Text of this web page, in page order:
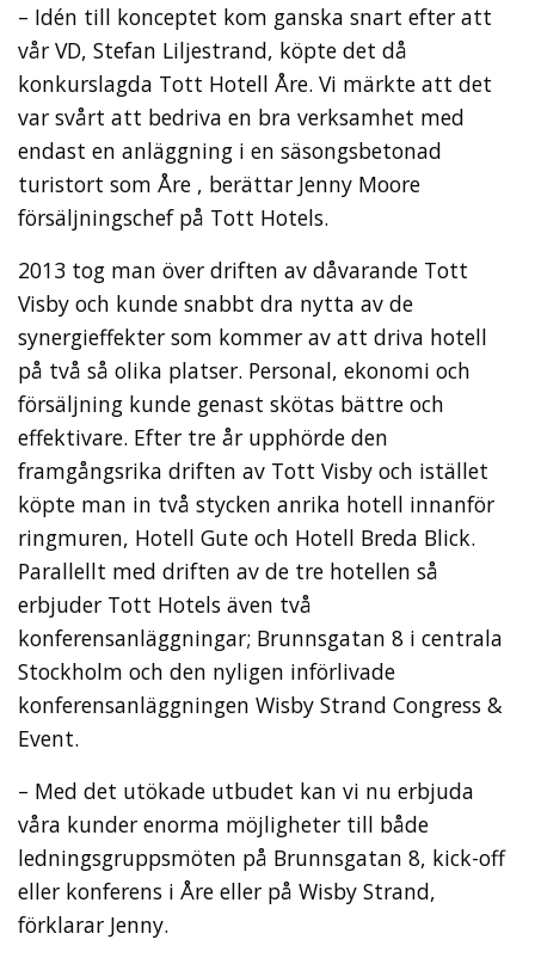
– Idén till konceptet kom ganska snart efter att
vår VD, Stefan Liljestrand, köpte det då
konkurslagda Tott Hotell Åre. Vi märkte att det
var svårt att bedriva en bra verksamhet med
endast en anläggning i en säsongsbetonad
turistort som Åre , berättar Jenny Moore
försäljningschef på Tott Hotels.
2013 tog man över driften av dåvarande Tott
Visby och kunde snabbt dra nytta av de
synergieffekter som kommer av att driva hotell
på två så olika platser. Personal, ekonomi och
försäljning kunde genast skötas bättre och
effektivare. Efter tre år upphörde den
framgångsrika driften av Tott Visby och istället
köpte man in två stycken anrika hotell innanför
ringmuren, Hotell Gute och Hotell Breda Blick.
Parallellt med driften av de tre hotellen så
erbjuder Tott Hotels även två
konferensanläggningar; Brunnsgatan 8 i centrala
Stockholm och den nyligen införlivade
konferensanläggningen Wisby Strand Congress &
Event.
– Med det utökade utbudet kan vi nu erbjuda
våra kunder enorma möjligheter till både
ledningsgruppsmöten på Brunnsgatan 8, kick-off
eller konferens i Åre eller på Wisby Strand,
förklarar Jenny.